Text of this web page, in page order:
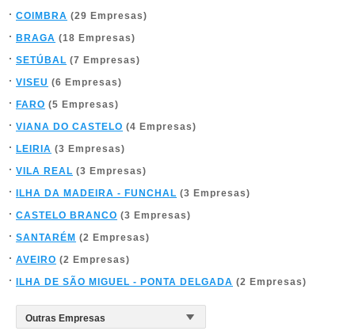
COIMBRA (29 Empresas)
BRAGA (18 Empresas)
SETÚBAL (7 Empresas)
VISEU (6 Empresas)
FARO (5 Empresas)
VIANA DO CASTELO (4 Empresas)
LEIRIA (3 Empresas)
VILA REAL (3 Empresas)
ILHA DA MADEIRA - FUNCHAL (3 Empresas)
CASTELO BRANCO (3 Empresas)
SANTARÉM (2 Empresas)
AVEIRO (2 Empresas)
ILHA DE SÃO MIGUEL - PONTA DELGADA (2 Empresas)